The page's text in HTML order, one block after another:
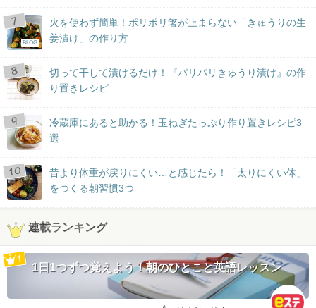
BLOG
火を使わず簡単！ポリポリ箸が止まらない「きゅうりの生
姜漬け」の作り方
切って干して漬けるだけ！『パリパリきゅうり漬け』の作
り置きレシピ
冷蔵庫にあると助かる！玉ねぎたっぷり作り置きレシピ3
選
昔より体重が戻りにくい…と感じたら！「太りにくい体」
をつくる朝習慣3つ
連載ランキング
1日1つずつ覚えよう！朝のひとこと英語レッスン